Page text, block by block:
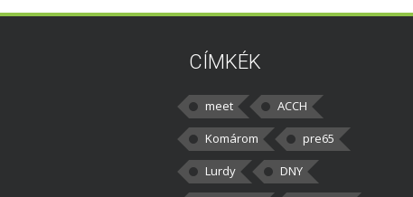
CÍMKÉK
meet
ACCH
Komárom
pre65
Lurdy
DNY